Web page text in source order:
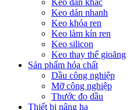
Keo dán khác
Keo dán nhanh
Keo khóa ren
Keo làm kín ren
Keo silicon
Keo thay thế gioăng
Sản phẩm hóa chất
Dầu công nghiệp
Mỡ công nghiệp
Thước đo dầu
Thiết bị nâng hạ